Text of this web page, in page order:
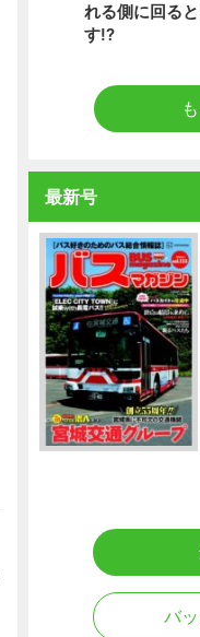
れる側に回る
す!?
最新号
バ